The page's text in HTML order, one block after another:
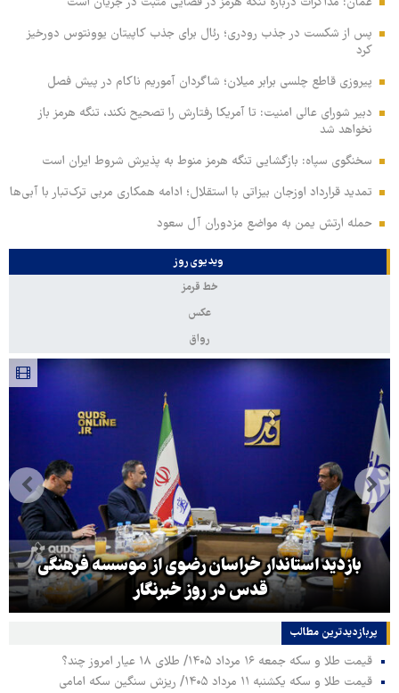
پس از شکست در جذب رودری؛ رئال برای جذب کاپیتان یوونتوس دورخیز
کرد
پیروزی قاطع چلسی برابر میلان؛ شاگردان آموریم ناکام در پیش فصل
دبیر شورای عالی امنیت: تا آمریکا رفتارش را تصحیح نکند، تنگه هرمز باز
نخواهد شد
سخنگوی سپاه: بازگشایی تنگه هرمز منوط به پذیرش شروط ایران است
تمدید قرارداد اوزجان بیزاتی با استقلال؛ ادامه همکاری مربی ترک‌تبار با آبی‌ها
حمله ارتش یمن به مواضع مزدوران آل سعود
ویدیوی روز
خط قرمز
عکس
رواق
بازدید استاندار خراسان رضوی از موسسه فرهنگی
قدس در روز خبرنگار
پربازدیدترین‌ مطالب
قیمت طلا و سکه جمعه ۱۶ مرداد ۱۴۰۵/ طلای ۱۸ عیار امروز چند؟
قیمت طلا و سکه یکشنبه ۱۱ مرداد ۱۴۰۵/ ریزش سنگین سکه امامی